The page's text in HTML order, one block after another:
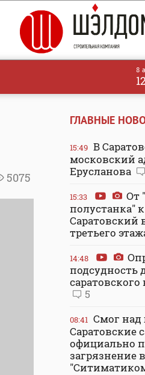
8
5075
ГЛАВНЫЕ
15:49 В
московский
Ерусланова
15:33
От
полустанка"
Саратовский
третьего
14:48
подсудность
5
08:41 Смог над
Саратовские
официально
загрязнение